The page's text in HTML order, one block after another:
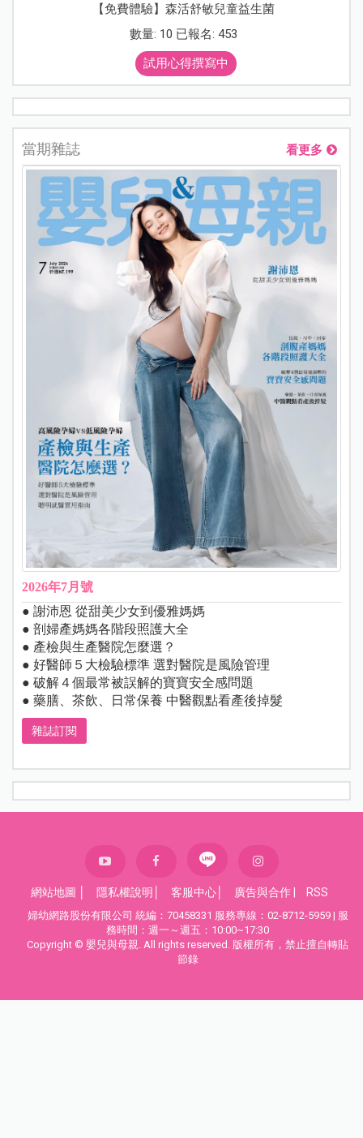
【免費體驗】森活舒敏兒童益生菌
數量: 10 已報名: 453
試用心得撰寫中
當期雜誌 看更多
2026年7月號
● 謝沛恩 從甜美少女到優雅媽媽
● 剖婦產媽媽各階段照護大全
● 產檢與生產醫院怎麼選？
● 好醫師５大檢驗標準 選對醫院是風險管理
● 破解４個最常被誤解的寶寶安全感問題
● 藥膳、茶飲、日常保養 中醫觀點看產後掉髮
雜誌訂閱
網站地圖 隱私權說明 客服中心 廣告與合作 RSS
婦幼網路股份有限公司 統編：70458331 服務專線：02-8712-5959 | 服
務時間：週一～週五：10:00~17:30
Copyright © 嬰兒與母親. All rights reserved. 版權所有，禁止擅自轉貼
節錄